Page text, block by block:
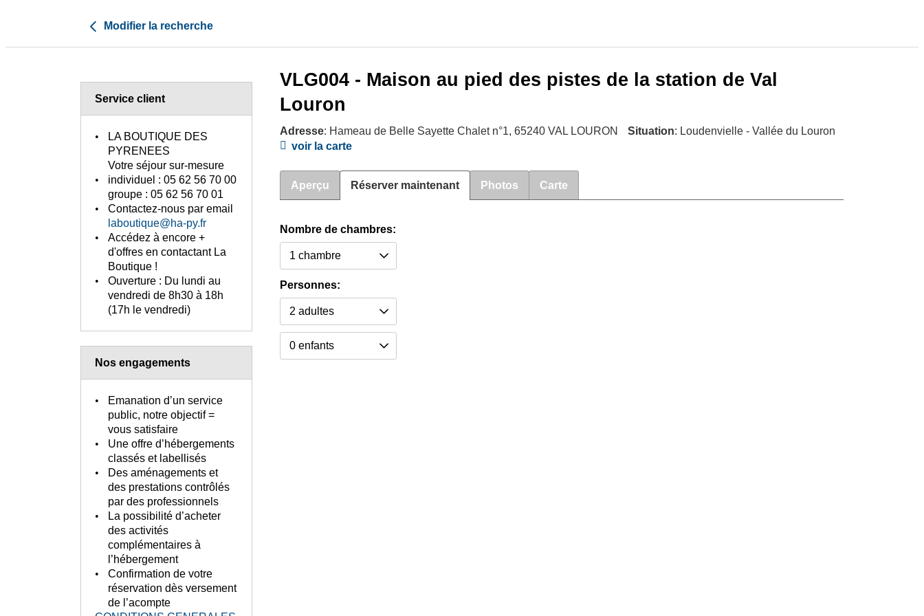
Modifier la recherche
VLG004 - Maison au pied des pistes de la station de Val
Louron
Adresse: Hameau de Belle Sayette Chalet n°1, 65240 VAL LOURON Situation: Loudenvielle - Vallée du Louron
voir la carte
Aperçu Réserver maintenant Photos Carte
Nombre de chambres:
Personnes:
Service client
LA BOUTIQUE DES
PYRENEES
Votre séjour sur-mesure
individuel :05 62 56 70 00
groupe :05 62 56 70 01
Contactez-nous par email
laboutique@ha-py.fr
Accédez à encore +
d'offres en contactant La
Boutique !
Ouverture : Du lundi au
vendredi de 8h30 à 18h
(17h le vendredi)
Nos engagements
Emanation d’un service
public, notre objectif =
vous satisfaire
Une offre d’hébergements
classés et labellisés
Des aménagements et
des prestations contrôlés
par des professionnels
La possibilité d’acheter
des activités
complémentaires à
l’hébergement
Confirmation de votre
réservation dès versement
de l’acompte